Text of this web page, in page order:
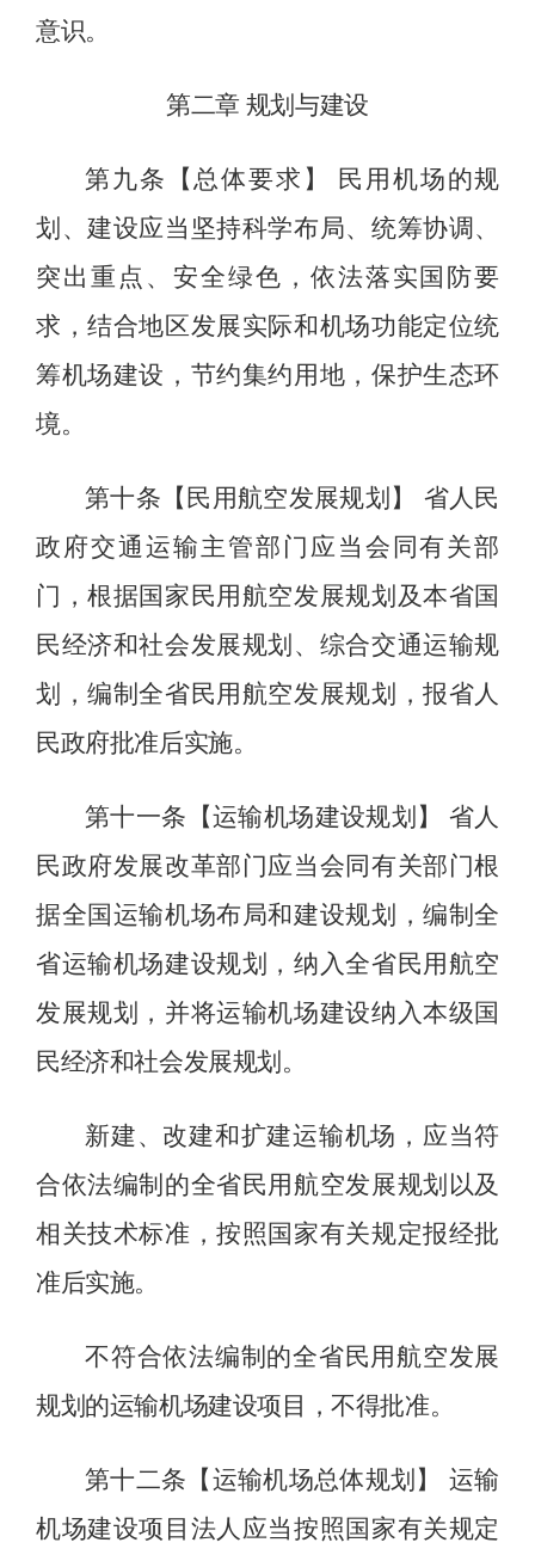
意识。
第二章 规划与建设
第九条【总体要求】
民用机场的规
划、建设应当坚持科学布局、统筹协调、
突出重点、安全绿色，依法落实国防要
求，结合地区发展实际和机场功能定位统
筹机场建设，节约集约用地，保护生态环
境。
第十条【民用航空发展规划】
省人民
政府交通运输主管部门应当会同有关部
门，根据国家民用航空发展规划 及本省国
民经济和社会发展规划 、 综合交通运输规
划，编制全省民用航空发展规划，报省人
民政府批准后实施。
第十一条【运输机场建设规划】
省人
民政府发展改革部门应当会同有关部门根
据全国运输机场布局和建设规划，编制全
省运输机场建设规划，纳入全省民用航空
发展规划，并将运输机场建设纳入本级国
民经济和社会发展规划。
新建、改建和扩建运输机场，应当符
合依法编制的全省民用航空发展规划以及
相关技术标准，按照国家有关规定报经批
准后实施。
不符合依法编制的全省民用航空发展
规划的运输机场建设项目，不得批准。
第十二条【运输机场总体规划】
运输
机场建设项目法人应当按照国家有关规定